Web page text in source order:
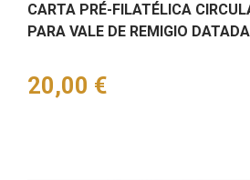
CARTA PRÉ-FILATÉLICA
PARA VALE DE REMIGIO
Preço
20,00 €